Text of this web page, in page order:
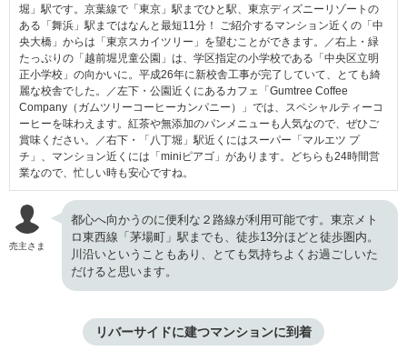
堀」駅です。京葉線で「東京」駅までひと駅、東京ディズニーリゾートの
ある「舞浜」駅まではなんと最短11分！ ご紹介するマンション近くの「中
央大橋」からは「東京スカイツリー」を望むことができます。／右上・緑
たっぷりの「越前堀児童公園」は、学区指定の小学校である「中央区立明
正小学校」の向かいに。平成26年に新校舎工事が完了していて、とても綺
麗な校舎でした。／左下・公園近くにあるカフェ「Gumtree Coffee
Company（ガムツリーコーヒーカンパニー）」では、スペシャルティーコ
ーヒーを味わえます。紅茶や無添加のパンメニューも人気なので、ぜひご
賞味ください。／右下・「八丁堀」駅近くにはスーパー「マルエツ プ
チ」、マンション近くには「miniピアゴ」があります。どちらも24時間営
業なので、忙しい時も安心ですね。
売主さま
都心へ向かうのに便利な２路線が利用可能です。東京メト
ロ東西線「茅場町」駅までも、徒歩13分ほどと徒歩圏内。
川沿いということもあり、とても気持ちよくお過ごしいた
だけると思います。
リバーサイドに建つマンションに到着